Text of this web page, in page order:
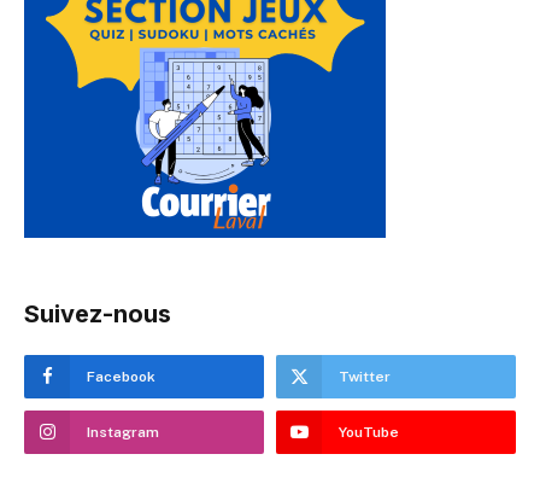
Suivez-nous
Facebook Twitter
Instagram YouTube